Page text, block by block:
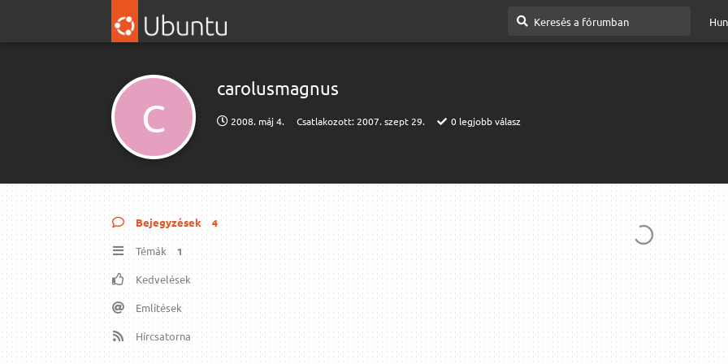
C
carolusmagnus
2008. máj 4. Csatlakozott: 2007. szept 29. 0 legjobb válasz
Bejegyzések 4
Témák 1
Kedvelések
Említések
Hírcsatorna